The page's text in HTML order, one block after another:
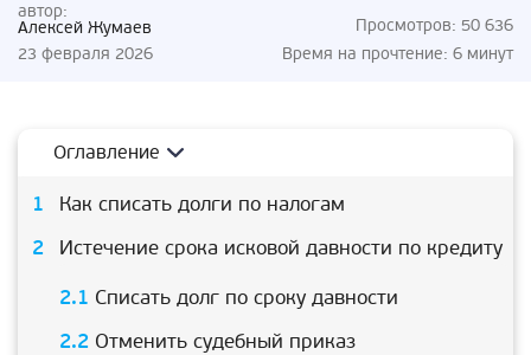
автор:
Алексей Жумаев
23 февраля 2026
Просмотров: 50 636
Время на прочтение: 6 минут
Оглавление
Как списать долги по налогам
Истечение срока исковой давности по кредиту
Списать долг по сроку давности
Отменить судебный приказ